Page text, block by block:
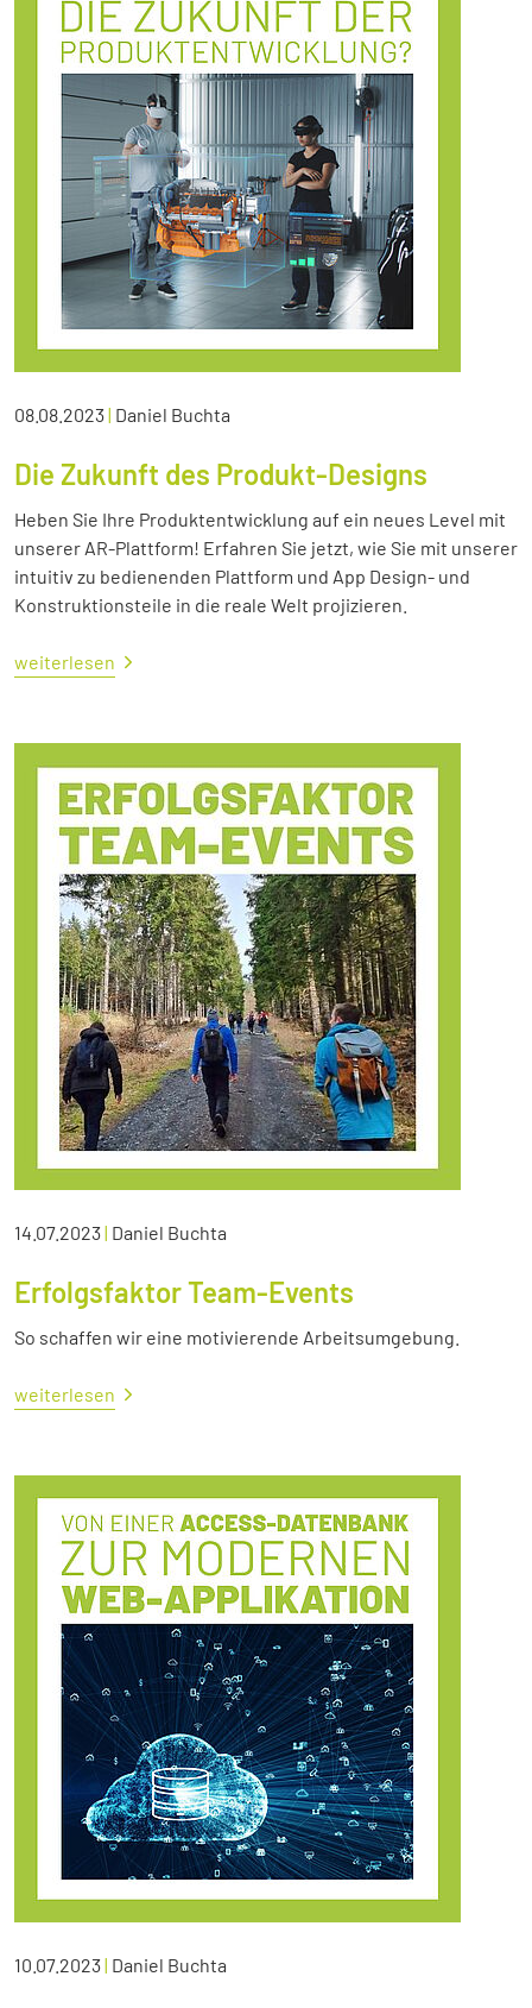
08.08.2023| Daniel Buchta
Die Zukunft des Produkt-Designs
Heben Sie Ihre Produktentwicklung auf ein neues Level mit
unserer AR-Plattform! Erfahren Sie jetzt, wie Sie mit unserer
intuitiv zu bedienenden Plattform und App Design- und
Konstruktionsteile in die reale Welt projizieren.
weiterlesen
14.07.2023| Daniel Buchta
Erfolgsfaktor Team-Events
So schaffen wir eine motivierende Arbeitsumgebung.
weiterlesen
10.07.2023| Daniel Buchta